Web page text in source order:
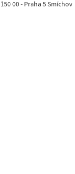
150 00 - Praha 5 Smíchov